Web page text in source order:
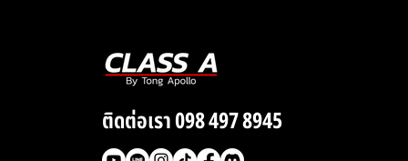
ติดต่อเรา 098 497 8945